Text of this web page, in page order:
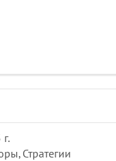
Стратегии